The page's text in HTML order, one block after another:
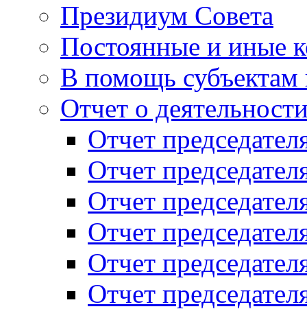
Президиум Совета
Постоянные и иные
В помощь субъектам
Отчет о
Отчет
Отчет
Отчет
Отчет
Отчет
Отчет